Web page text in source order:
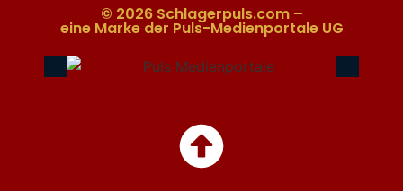
© 2026 Schlagerpuls.com –
eine Marke der Puls-Medienportale UG​